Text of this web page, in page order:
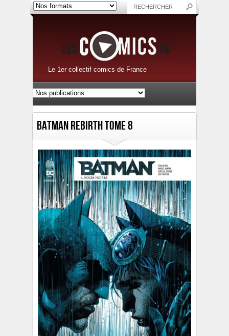
Le 1er collectif comics de France
Batman Rebirth Tome 8